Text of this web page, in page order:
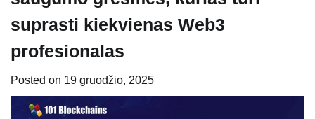
suprasti kiekvienas Web3
profesionalas
Posted on 19 gruodžio, 2025